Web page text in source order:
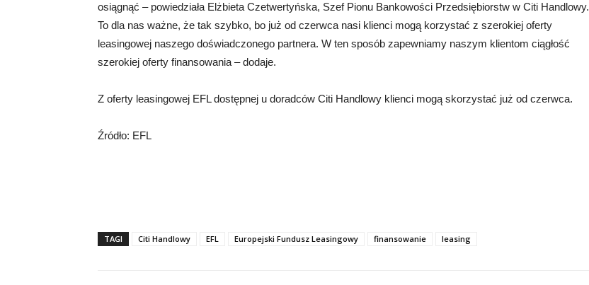
osiągnąć – powiedziała Elżbieta Czetwertyńska, Szef Pionu Bankowości Przedsiębiorstw w Citi Handlowy.
To dla nas ważne, że tak szybko, bo już od czerwca nasi klienci mogą korzystać z szerokiej oferty
leasingowej naszego doświadczonego partnera. W ten sposób zapewniamy naszym klientom ciągłość
szerokiej oferty finansowania – dodaje.
Z oferty leasingowej EFL dostępnej u doradców Citi Handlowy klienci mogą skorzystać już od czerwca.
Źródło: EFL
TAGI Citi Handlowy EFL Europejski Fundusz Leasingowy finansowanie leasing